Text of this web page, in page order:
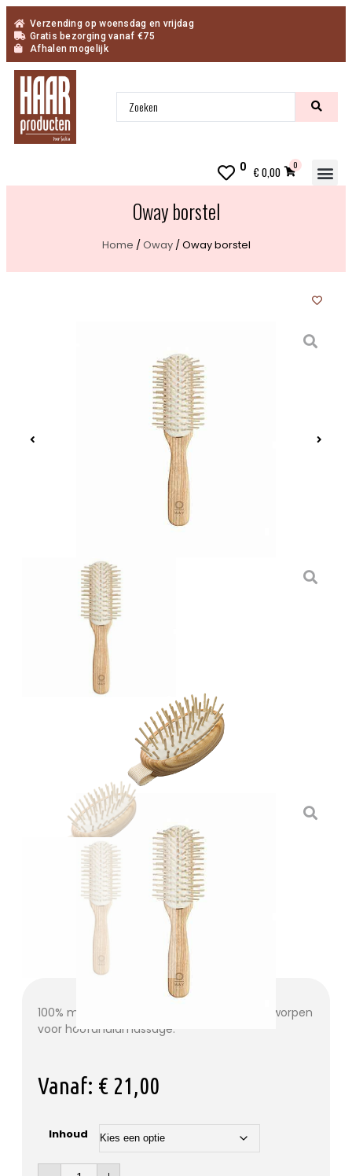
Verzending op woensdag en vrijdag
Gratis bezorging vanaf €75
Afhalen mogelijk
0 € 0,00 0
Oway borstel
Home /Oway/ Oway borstel
100% milieuvriendelijke borstel speciaal ontworpen
voor hoofdhuidmassage.
Vanaf: € 21,00
Inhoud